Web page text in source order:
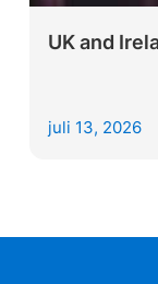
UK and
juli 13, 2026